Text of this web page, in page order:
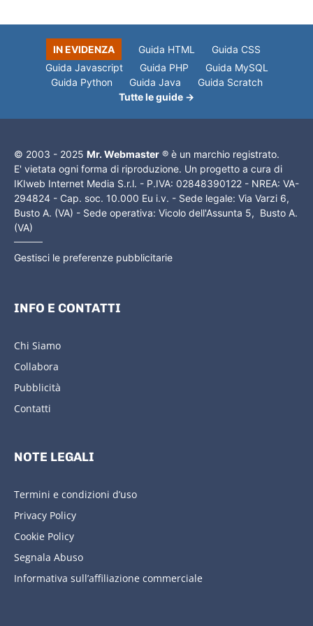
IN EVIDENZA Guida HTML
Guida CSS
Guida Javascript
Guida PHP
Guida MySQL
Guida Python
Guida Java
Guida Scratch
Tutte le guide →
© 2003 - 2025 Mr. Webmaster ® è un marchio registrato.
E' vietata ogni forma di riproduzione. Un progetto a cura di
IKIweb Internet Media S.r.l. - P.IVA: 02848390122 - NREA: VA-
294824 - Cap. soc. 10.000 Eu i.v. - Sede legale: Via Varzi 6,
Busto A. (VA) - Sede operativa: Vicolo dell'Assunta 5, Busto A.
(VA)
Gestisci le preferenze pubblicitarie
INFO E CONTATTI
Chi Siamo
Collabora
Pubblicità
Contatti
NOTE LEGALI
Termini e condizioni d’uso
Privacy Policy
Cookie Policy
Segnala Abuso
Informativa sull’affiliazione commerciale